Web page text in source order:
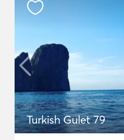
Turkish Gulet 79